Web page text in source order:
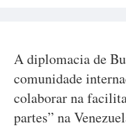
A diplomacia de
comunidade
colaborar na
partes” na